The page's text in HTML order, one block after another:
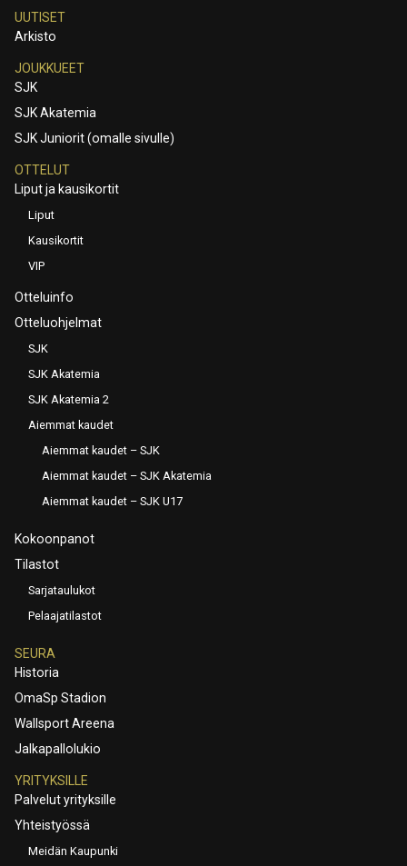
UUTISET
Arkisto
JOUKKUEET
SJK
SJK Akatemia
SJK Juniorit (omalle sivulle)
OTTELUT
Liput ja kausikortit
Liput
Kausikortit
VIP
Otteluinfo
Otteluohjelmat
SJK
SJK Akatemia
SJK Akatemia 2
Aiemmat kaudet
Aiemmat kaudet – SJK
Aiemmat kaudet – SJK Akatemia
Aiemmat kaudet – SJK U17
Kokoonpanot
Tilastot
Sarjataulukot
Pelaajatilastot
SEURA
Historia
OmaSp Stadion
Wallsport Areena
Jalkapallolukio
YRITYKSILLE
Palvelut yrityksille
Yhteistyössä
Meidän Kaupunki